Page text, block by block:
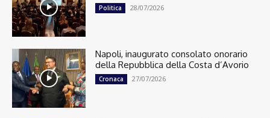
Politica 28/07/2026
Napoli, inaugurato consolato onorario
della Repubblica della Costa d’Avorio
Cronaca 27/07/2026